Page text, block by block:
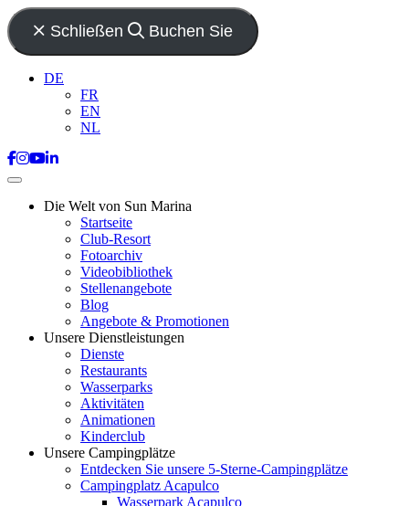
Schließen Buchen Sie
DE
FR
EN
NL
Die Welt von Sun Marina
Startseite
Club-Resort
Fotoarchiv
Videobibliothek
Stellenangebote
Blog
Angebote & Promotionen
Unsere Dienstleistungen
Dienste
Restaurants
Wasserparks
Aktivitäten
Animationen
Kinderclub
Unsere Campingplätze
Entdecken Sie unsere 5-Sterne-Campingplätze
Campingplatz Acapulco
Wasserpark Acapulco